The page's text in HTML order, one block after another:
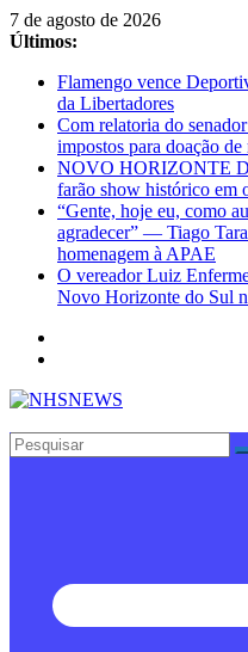
Pular
para
conteúdo
7 de agosto de 2026
Últimos:
Flamengo vence
da Libertadores
Com relatoria do
impostos para doação de
NOVO HORIZONTE
farão show histórico em
“Gente, hoje eu, como
agradecer” — Tiago
homenagem à APAE
O vereador Luiz
Novo Horizonte do Sul